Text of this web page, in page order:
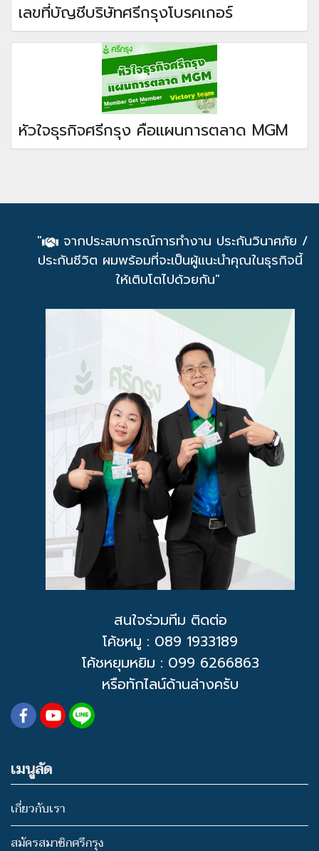
เลขที่บัญชีบริษัทศรีกรุงโบรคเกอร์
หัวใจธุรกิจศรีกรุง คือแผนการตลาด MGM
"
จากประสบการณ์การทำงาน ประกันวินาศภัย /
ประกันชีวิต ผมพร้อมที่จะเป็นผู้แนะนำคุณในธุรกิจนี้
ให้เติบโตไปด้วยกัน"
สนใจร่วมทีม ติดต่อ
โค้ชหมู : 089 1933189
โค้ชหยุมหยิม : 099 6266863
หรือทักไลน์ด้านล่างครับ
เมนูลัด
เกี่ยวกับเรา
สมัครสมาชิกศรีกรุง